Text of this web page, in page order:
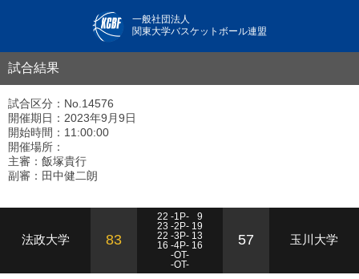
一般社団法人
関東大学バスケットボール連盟
試合結果
試合区分：No.14576
開催期日：2023年9月9日
開始時間：11:00:00
開催場所：
主審：飯塚貴行
副審：田中健二朗
法政大学 83
22 -1P-
9
23 -2P- 19
22 -3P- 13
16 -4P- 16
-OT-
-OT-
57 玉川大学